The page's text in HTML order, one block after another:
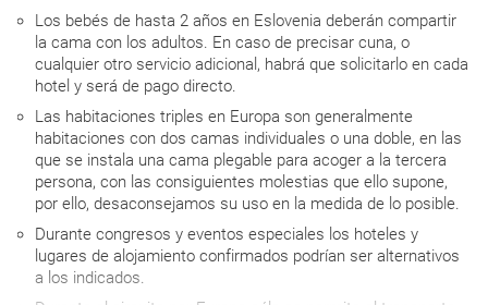
Los bebés de hasta 2 años en Eslovenia deberán compartir
la cama con los adultos. En caso de precisar cuna, o
cualquier otro servicio adicional, habrá que solicitarlo en cada
hotel y será de pago directo.
Las habitaciones triples en Europa son generalmente
habitaciones con dos camas individuales o una doble, en las
que se instala una cama plegable para acoger a la tercera
persona, con las consiguientes molestias que ello supone,
por ello, desaconsejamos su uso en la medida de lo posible.
Durante congresos y eventos especiales los hoteles y
lugares de alojamiento confirmados podrían ser alternativos
a los indicados.